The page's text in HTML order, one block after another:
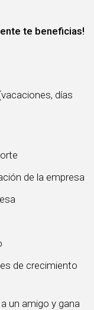
te beneficias!
días
de la empresa
de crecimiento
un amigo y gana